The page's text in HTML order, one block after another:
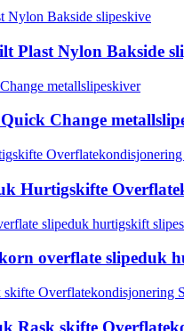
Plast Nylon Bakside
Change
Hurtigskifte
overflate slipeduk
Rask skifte